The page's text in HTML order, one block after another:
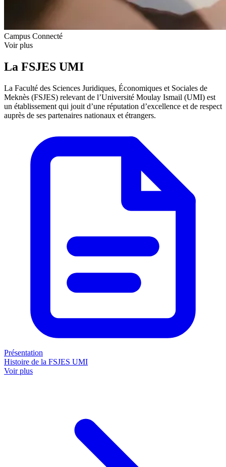
Campus Connecté
Voir plus
La FSJES UMI
La Faculté des Sciences Juridiques, Économiques et Sociales de
Meknès (FSJES) relevant de l’Université Moulay Ismail (UMI) est
un établissement qui jouit d’une réputation d’excellence et de respect
auprès de ses partenaires nationaux et étrangers.
Présentation
Histoire de la FSJES UMI
Voir plus